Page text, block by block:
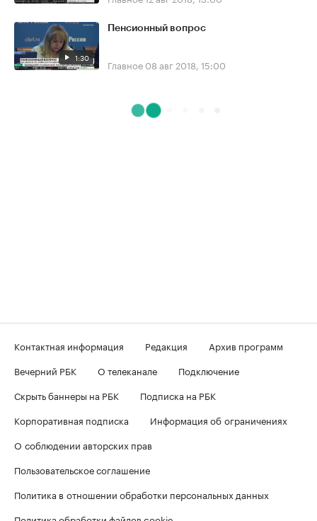
1:30
Пенсионный вопрос
Главное 08 авг 2018, 15:00
Контактная информация Редакция
Архив программ
Вечерний РБК
О телеканале
Подключение
Скрыть баннеры на РБК
Подписка на РБК
Корпоративная подписка
Информация об ограничениях
О соблюдении авторских прав
Пользовательское соглашение
Политика в отношении обработки персональных данных